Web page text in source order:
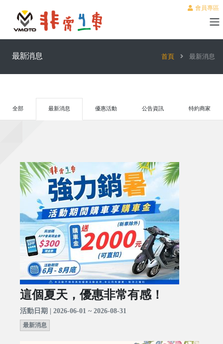
會員專區
最新消息 首頁 最新消息
全部 最新消息 優惠活動 公告資訊 特約商家
這個夏天，優惠非常有感！
活動日期 | 2026-06-01 ~ 2026-08-31
最新消息